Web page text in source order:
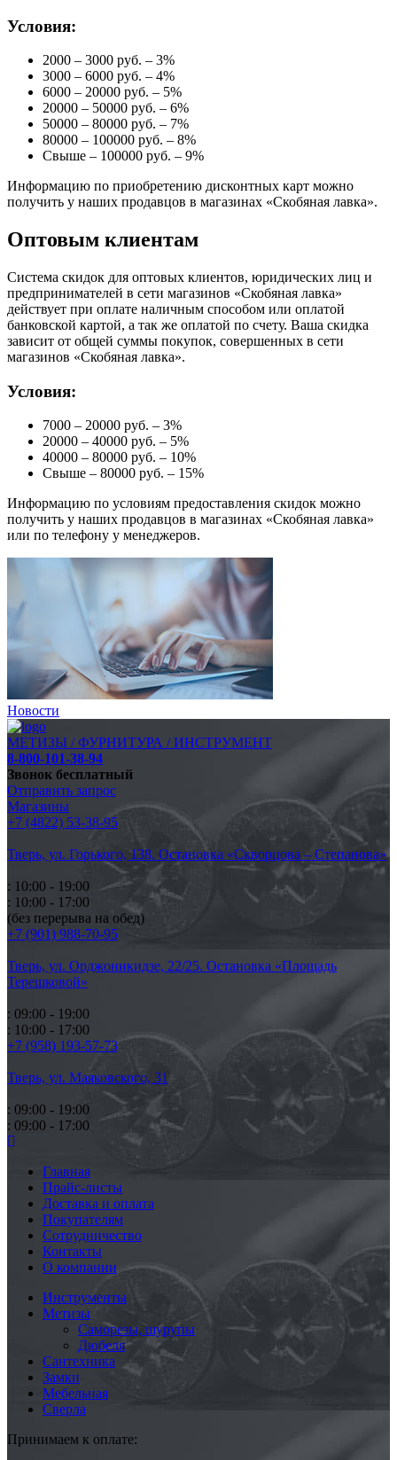
Условия:
2000 – 3000 руб. – 3%
3000 – 6000 руб. – 4%
6000 – 20000 руб. – 5%
20000 – 50000 руб. – 6%
50000 – 80000 руб. – 7%
80000 – 100000 руб. – 8%
Свыше – 100000 руб. – 9%
Информацию по приобретению дисконтных карт можно
получить у наших продавцов в магазинах «Скобяная лавка».
Оптовым клиентам
Система скидок для оптовых клиентов, юридических лиц и
предпринимателей в сети магазинов «Скобяная лавка»
действует при оплате наличным способом или оплатой
банковской картой, а так же оплатой по счету. Ваша скидка
зависит от общей суммы покупок, совершенных в сети
магазинов «Скобяная лавка».
Условия:
7000 – 20000 руб. – 3%
20000 – 40000 руб. – 5%
40000 – 80000 руб. – 10%
Свыше – 80000 руб. – 15%
Информацию по условиям предоставления скидок можно
получить у наших продавцов в магазинах «Скобяная лавка»
или по телефону у менеджеров.
Новости
МЕТИЗЫ / ФУРНИТУРА / ИНСТРУМЕНТ
8-800-101-38-94
Звонок бесплатный
Отправить запрос
Магазины
+7 (4822) 53-38-95
Тверь, ул. Горького, 138. Остановка «Скворцова – Степанова»
: 10:00 - 19:00
: 10:00 - 17:00
(без перерыва на обед)
+7 (901) 988-70-95
Тверь, ул. Орджоникидзе, 22/25. Остановка «Площадь
Терешковой»
: 09:00 - 19:00
: 10:00 - 17:00
+7 (958) 193-57-73
Тверь, ул. Маяковского, 31
: 09:00 - 19:00
: 09:00 - 17:00
Главная
Прайс-листы
Доставка и оплата
Покупателям
Сотрудничество
Контакты
О компании
Инструменты
Метизы
Саморезы, шурупы
Дюбеля
Сантехника
Замки
Мебельная
Сверла
Принимаем к оплате: